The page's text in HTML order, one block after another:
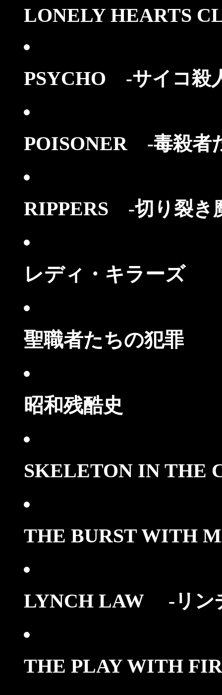
LONELY HEARTS
PSYCHO -サイコ殺
POISONER -毒殺者
RIPPERS -切り裂き
レディ・キラーズ
聖職者たちの犯罪
昭和残酷史
SKELETON IN
THE BURST WITH
LYNCH LAW - リン
THE PLAY WITH